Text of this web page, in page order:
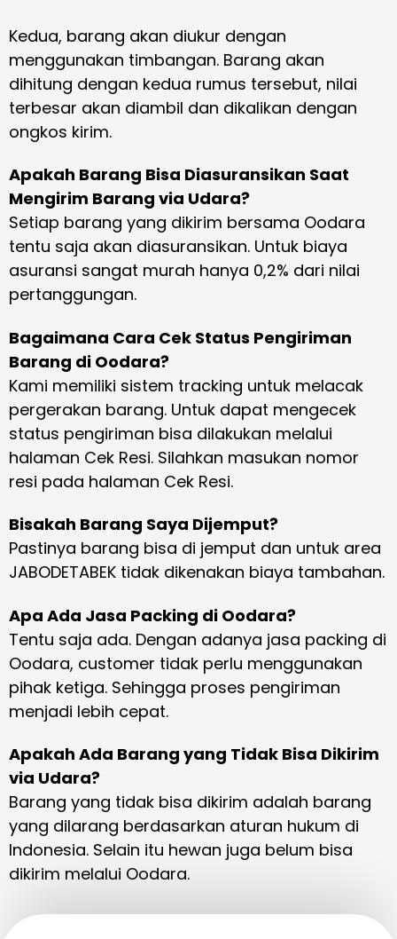
Kedua, barang akan diukur dengan
menggunakan timbangan. Barang akan
dihitung dengan kedua rumus tersebut, nilai
terbesar akan diambil dan dikalikan dengan
ongkos kirim.
Apakah Barang Bisa Diasuransikan Saat
Mengirim Barang via Udara?
Setiap barang yang dikirim bersama Oodara
tentu saja akan diasuransikan. Untuk biaya
asuransi sangat murah hanya 0,2% dari nilai
pertanggungan.
Bagaimana Cara Cek Status Pengiriman
Barang di Oodara?
Kami memiliki sistem tracking untuk melacak
pergerakan barang. Untuk dapat mengecek
status pengiriman bisa dilakukan melalui
halaman Cek Resi. Silahkan masukan nomor
resi pada halaman Cek Resi.
Bisakah Barang Saya Dijemput?
Pastinya barang bisa di jemput dan untuk area
JABODETABEK tidak dikenakan biaya tambahan.
Apa Ada Jasa Packing di Oodara?
Tentu saja ada. Dengan adanya jasa packing di
Oodara, customer tidak perlu menggunakan
pihak ketiga. Sehingga proses pengiriman
menjadi lebih cepat.
Apakah Ada Barang yang Tidak Bisa Dikirim
via Udara?
Barang yang tidak bisa dikirim adalah barang
yang dilarang berdasarkan aturan hukum di
Indonesia. Selain itu hewan juga belum bisa
dikirim melalui Oodara.